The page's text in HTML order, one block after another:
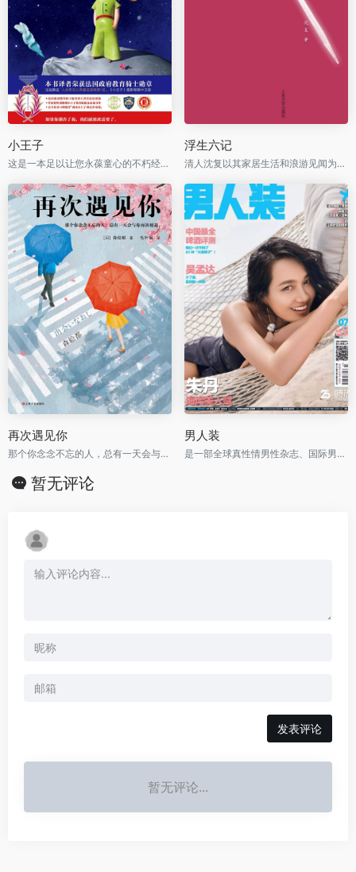
小王子
这是一本足以让您永葆童心的不朽经典，被全球亿万读者誉为人生必读书。
浮生六记
清人沈复以其家居生活和浪游见闻为内容写成的《浮生六记》，为中国文学史上的一支奇葩。
再次遇见你
那个你念念不忘的人，总有一天会与你再次相遇。
男人装
是一部全球真性情男性杂志、国际男性杂志市场的当红杂志
暂无评论
发表评论
暂无评论...